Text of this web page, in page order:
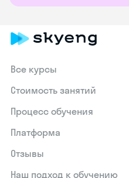
Все курсы
Стоимость занятий
Процесс обучения
Платформа
Отзывы
Наш подход к обучению